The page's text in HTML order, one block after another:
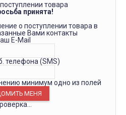
товара
принята!
о поступлении товара в
Вами контакты
E-Mail
телефона (SMS)
минимум одно из полей